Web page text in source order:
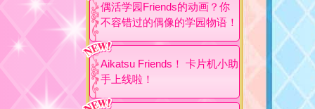
偶活学园Friends的动画？你
不容错过的偶像的学园物语！
Aikatsu Friends！ 卡片机小助
手上线啦！